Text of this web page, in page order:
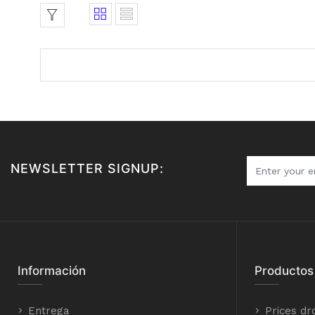
NEWSLETTER SIGNUP:
Información
Entrega
Productos
Prices